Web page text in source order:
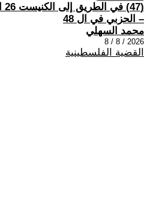
– الحزبي في ال 48
محمد السهلي
2026 / 8 / 8
القضية الفلسطينية